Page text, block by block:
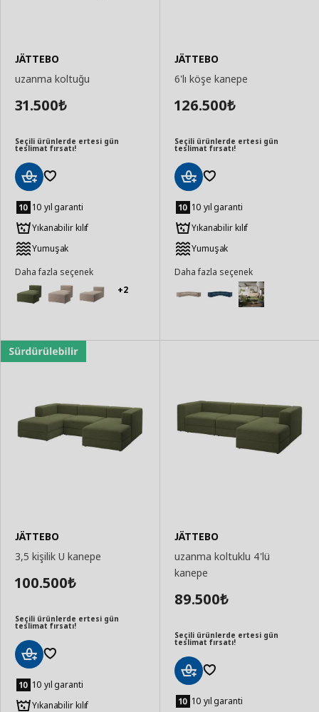
JÄTTEBO
uzanma koltuğu
31.500₺
Seçili ürünlerde ertesi gün
teslimat fırsatı!
Ekle 10 yıl garanti
Yıkanabilir kılıf
Yumuşak
Daha fazla seçenek
+2
JÄTTEBO
6'lı köşe kanepe
126.500₺
Seçili ürünlerde ertesi gün
teslimat fırsatı!
Ekle 10 yıl garanti
Yıkanabilir kılıf
Yumuşak
Daha fazla seçenek
JÄTTEBO
3,5 kişilik U kanepe
100.500₺
Seçili ürünlerde ertesi gün
teslimat fırsatı!
Ekle 10 yıl garanti
Yıkanabilir kılıf
JÄTTEBO
uzanma koltuklu 4'lü
kanepe
89.500₺
Seçili ürünlerde ertesi gün
teslimat fırsatı!
Ekle 10 yıl garanti